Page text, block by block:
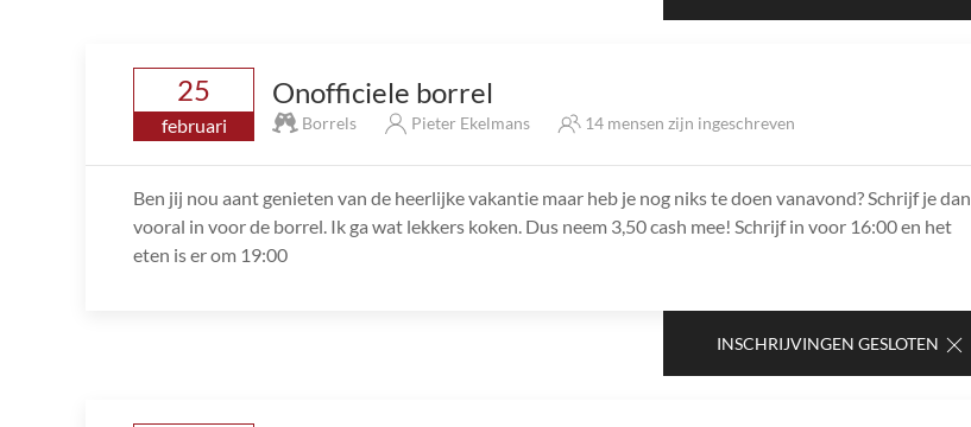
25
februari
Onofficiele borrel
Borrels Pieter Ekelmans 14 mensen zijn ingeschreven
Ben jij nou aant genieten van de heerlijke vakantie maar heb je nog niks te doen vanavond? Schrijf je dan
vooral in voor de borrel. Ik ga wat lekkers koken. Dus neem 3,50 cash mee! Schrijf in voor 16:00 en het
eten is er om 19:00
INSCHRIJVINGEN GESLOTEN